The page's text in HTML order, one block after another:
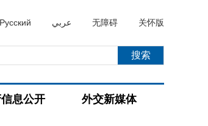
Русский عربي 无障碍 关怀版
息公开 外交新媒体